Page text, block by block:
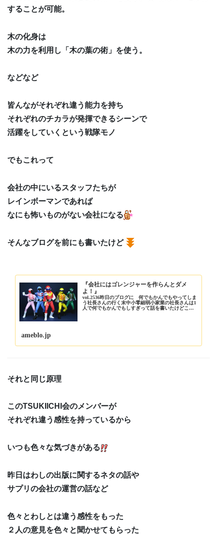
することが可能。
木の化身は
木の力を利用し「木の葉の術」を使う。
などなど
皆んながそれぞれ違う能力を持ち
それぞれのチカラが発揮できるシーンで
活躍をしていくという戦隊モノ
でもこれって
会社の中にいるスタッフたちが
レインボーマンであれば
なにも怖いものがない会社になる
そんなブログを前にも書いたけど
『会社にはゴレンジャーを作らんとダメ
よ！』
vol.2536昨日のブログに 何でもかんでもやってしま
う社長さんの行く末中小零細弱小家業の社長さんは1
人で何でもかんでもしすぎって話を書いたけどこの
ameblo.jp
それと同じ原理
このTSUKIICHI会のメンバーが
それぞれ違う感性を持っているから
いつも色々な気づきがある
昨日はわしの出版に関するネタの話や
サプリの会社の運営の話など
色々とわしとは違う感性をもった
２人の意見を色々と聞かせてもらった